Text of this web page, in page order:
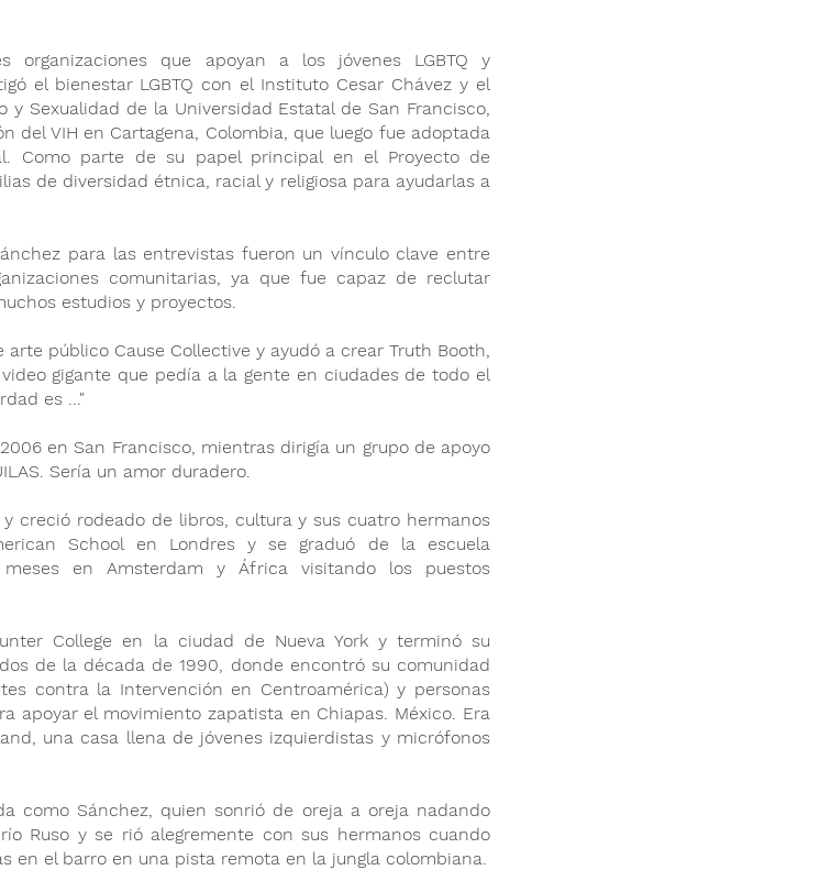
organizaciones que apoyan a los jóvenes LGBTQ y
el bienestar LGBTQ con el Instituto Cesar Chávez y el
y Sexualidad de la Universidad Estatal de San Francisco,
del VIH en Cartagena, Colombia, que luego fue adoptada
Como parte de su papel principal en el Proyecto de
de diversidad étnica, racial y religiosa para ayudarlas a
para las entrevistas fueron un vínculo clave entre
comunitarias, ya que fue capaz de reclutar
estudios y proyectos.
público Cause Collective y ayudó a crear Truth Booth,
gigante que pedía a la gente en ciudades de todo el
es ..."
en San Francisco, mientras dirigía un grupo de apoyo
Sería un amor duradero.
creció rodeado de libros, cultura y sus cuatro hermanos
School en Londres y se graduó de la escuela
en Amsterdam y África visitando los puestos
College en la ciudad de Nueva York y terminó su
de la década de 1990, donde encontró su comunidad
contra la Intervención en Centroamérica) y personas
apoyar el movimiento zapatista en Chiapas. México. Era
una casa llena de jóvenes izquierdistas y micrófonos
como Sánchez, quien sonrió de oreja a oreja nadando
Ruso y se rió alegremente con sus hermanos cuando
en el barro en una pista remota en la jungla colombiana.